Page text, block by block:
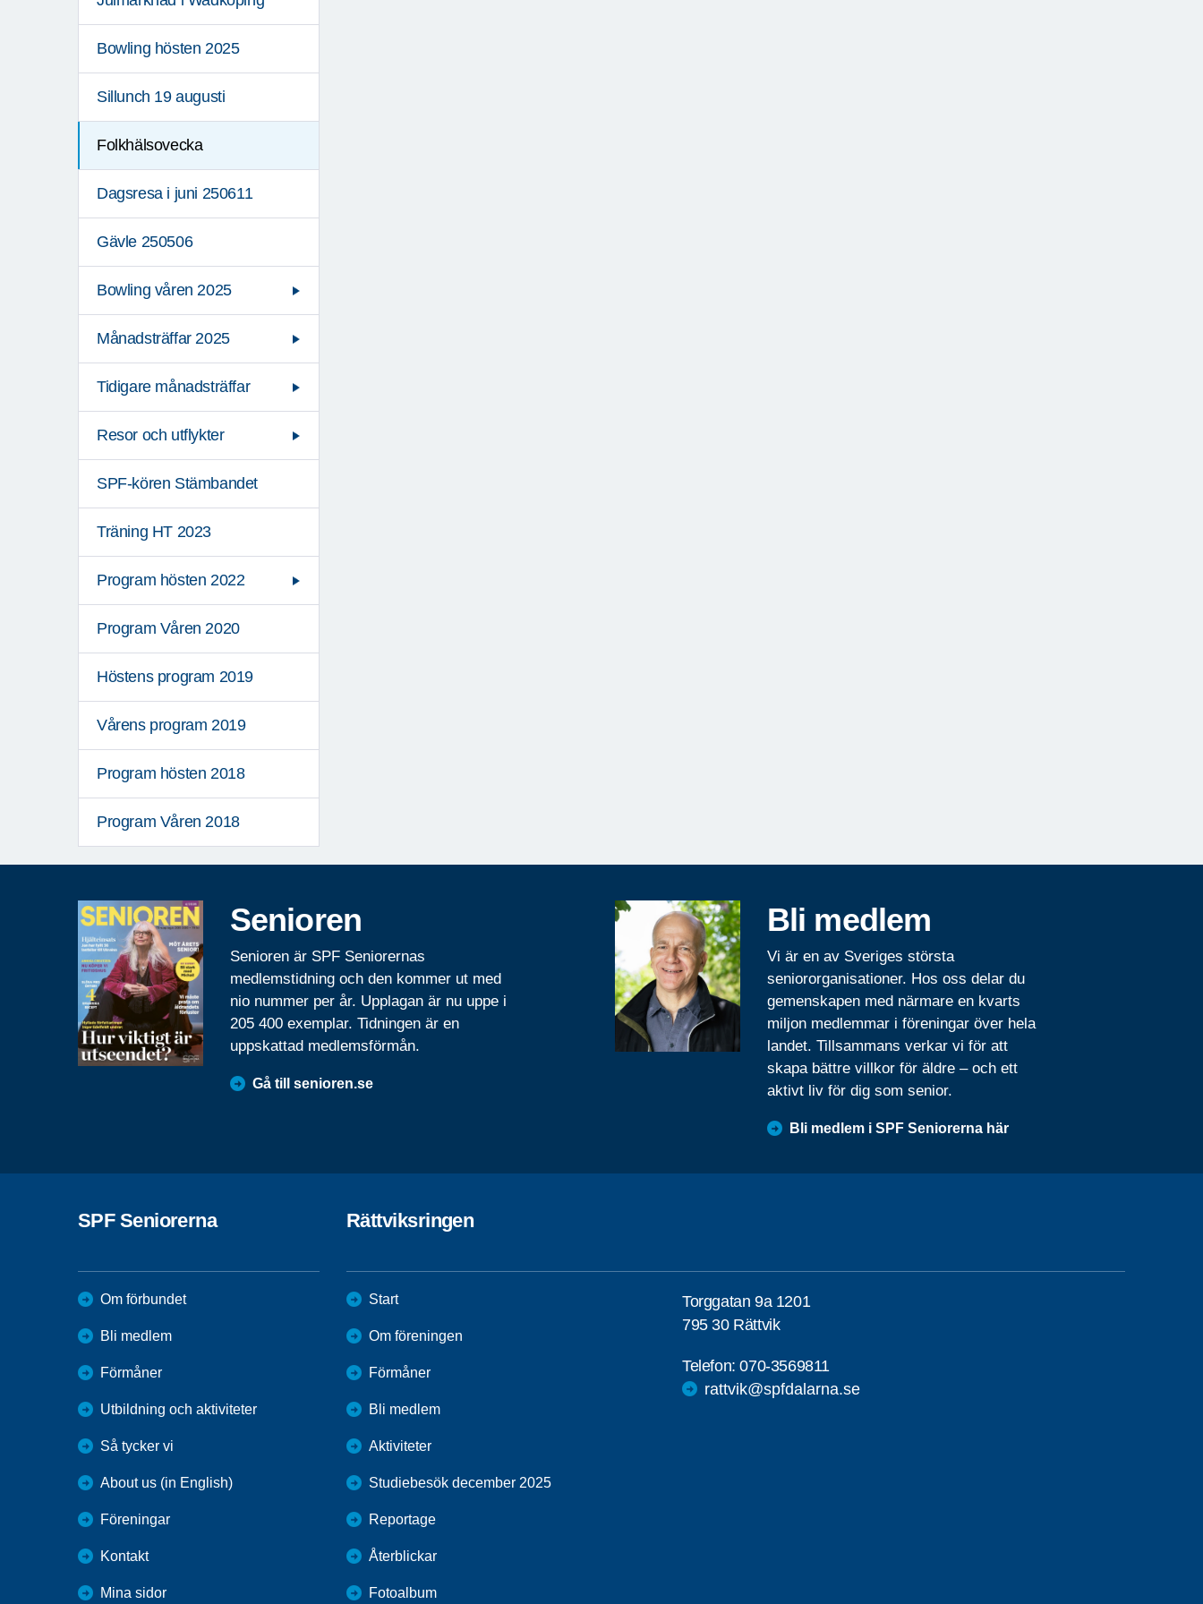
Bowling hösten 2025
Sillunch 19 augusti
Folkhälsovecka
Dagsresa i juni 250611
Gävle 250506
Bowling våren 2025
Månadsträffar 2025
Tidigare månadsträffar
Resor och utflykter
SPF-kören Stämbandet
Träning HT 2023
Program hösten 2022
Program Våren 2020
Höstens program 2019
Vårens program 2019
Program hösten 2018
Program Våren 2018
Senioren
Senioren är SPF Seniorernas
medlemstidning och den kommer ut med
nio nummer per år. Upplagan är nu uppe i
205 400 exemplar. Tidningen är en
uppskattad medlemsförmån.
Gå till senioren.se
Bli medlem
Vi är en av Sveriges största
seniororganisationer. Hos oss delar du
gemenskapen med närmare en kvarts
miljon medlemmar i föreningar över hela
landet. Tillsammans verkar vi för att
skapa bättre villkor för äldre – och ett
aktivt liv för dig som senior.
Bli medlem i SPF Seniorerna här
SPF Seniorerna
Om förbundet
Bli medlem
Förmåner
Utbildning och aktiviteter
Så tycker vi
About us (in English)
Föreningar
Kontakt
Mina sidor
Rättviksringen
Start
Om föreningen
Förmåner
Bli medlem
Aktiviteter
Studiebesök december 2025
Reportage
Återblickar
Fotoalbum
Torggatan 9a 1201
795 30 Rättvik
Telefon:070-3569811
rattvik@spfdalarna.se